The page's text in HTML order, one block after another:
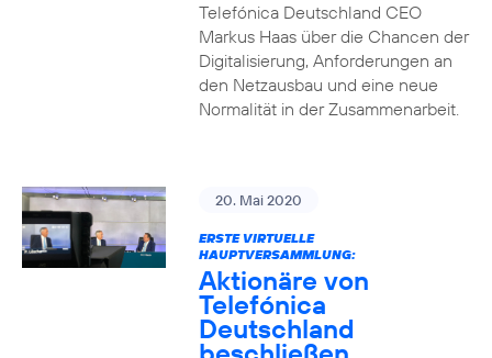
Telefónica Deutschland CEO
Markus Haas über die Chancen der
Digitalisierung, Anforderungen an
den Netzausbau und eine neue
Normalität in der Zusammenarbeit.
20. Mai 2020
ERSTE VIRTUELLE
HAUPTVERSAMMLUNG:
Aktionäre von
Telefónica
Deutschland